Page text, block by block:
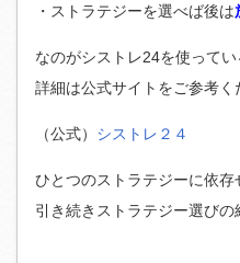
・ストラテジーを選べば後は
なのがシストレ24を使ってい
詳細は公式サイトをご参考く
（公式） シストレ２４
ひとつのストラテジーに依存
引き続きストラテジー選びの